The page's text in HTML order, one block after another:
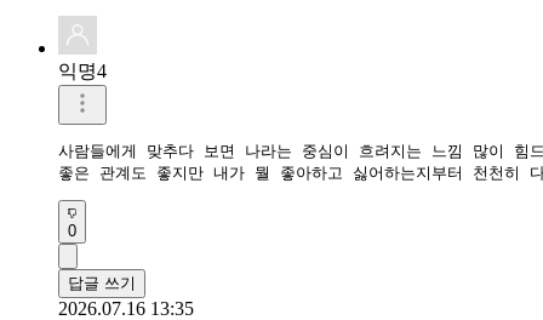
익명4
사람들에게 맞추다 보면 나라는 중심이 흐려지는 느낌 많이 힘
좋은 관계도 좋지만 내가 뭘 좋아하고 싫어하는지부터 천천히
0
답글 쓰기
2026.07.16 13:35